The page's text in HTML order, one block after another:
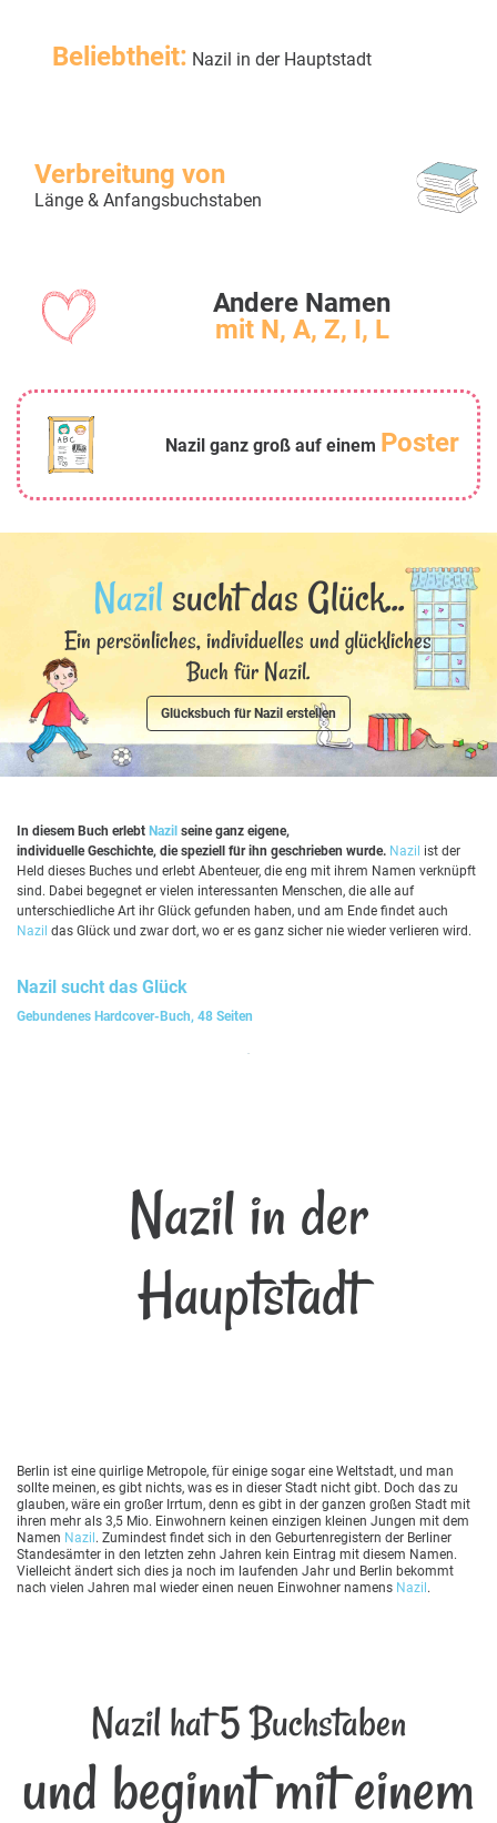
Beliebtheit: Nazil in der Hauptstadt
Verbreitung von
Länge & Anfangsbuchstaben
Andere Namen
mit N, A, Z, I, L
Nazil ganz groß auf einem Poster
Nazilsucht das Glück...
Ein persönliches, individuelles und glückliches
Buch für Nazil.
Glücksbuch für Nazil erstellen
In diesem Buch erlebt Nazil seine ganz eigene,
individuelle Geschichte, die speziell für ihn geschrieben wurde. Nazil ist der
Held dieses Buches und erlebt Abenteuer, die eng mit ihrem Namen verknüpft
sind. Dabei begegnet er vielen interessanten Menschen, die alle auf
unterschiedliche Art ihr Glück gefunden haben, und am Ende findet auch
Nazil das Glück und zwar dort, wo er es ganz sicher nie wieder verlieren wird.
Nazil sucht das Glück
Gebundenes Hardcover-Buch, 48 Seiten
Nazil in der
Hauptstadt
Berlin ist eine quirlige Metropole, für einige sogar eine Weltstadt, und man
sollte meinen, es gibt nichts, was es in dieser Stadt nicht gibt. Doch das zu
glauben, wäre ein großer Irrtum, denn es gibt in der ganzen großen Stadt mit
ihren mehr als 3,5 Mio. Einwohnern keinen einzigen kleinen Jungen mit dem
Namen Nazil . Zumindest findet sich in den Geburtenregistern der Berliner
Standesämter in den letzten zehn Jahren kein Eintrag mit diesem Namen.
Vielleicht ändert sich dies ja noch im laufenden Jahr und Berlin bekommt
nach vielen Jahren mal wieder einen neuen Einwohner namens Nazil .
Nazil hat 5 Buchstaben
und beginnt mit einem